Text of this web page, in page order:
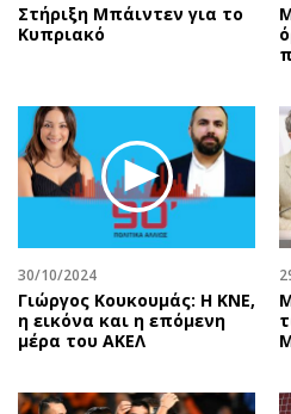
Στήριξη Μπάιντεν για το
Κυπριακό
30/10/2024
Γιώργος Κουκουμάς: Η ΚΝΕ,
η εικόνα και η επόμενη
μέρα του ΑΚΕΛ